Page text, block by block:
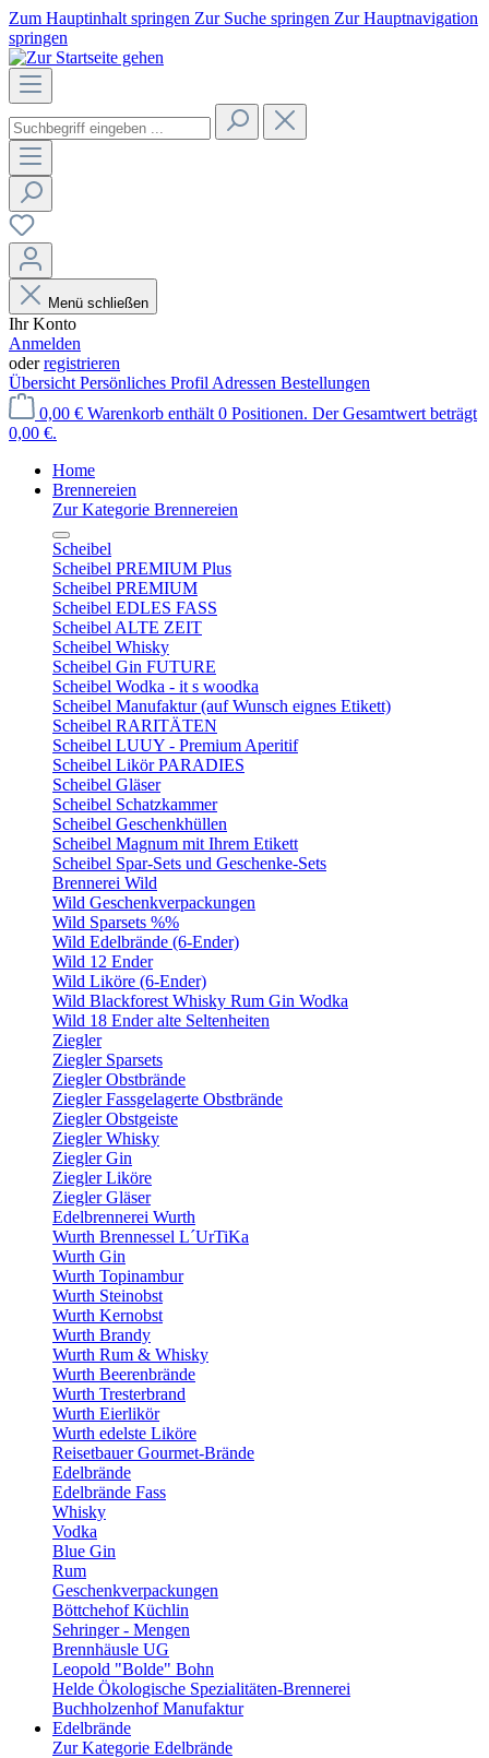
Zum Hauptinhalt springen Zur Suche springen Zur Hauptnavigation
springen
Menü schließen
Ihr Konto
Anmelden
oderregistrieren
Übersicht Persönliches Profil Adressen Bestellungen
0,00 € Warenkorb enthält 0 Positionen. Der Gesamtwert beträgt
0,00 €.
Home
Brennereien
Zur Kategorie Brennereien
Scheibel
Scheibel PREMIUM Plus
Scheibel PREMIUM
Scheibel EDLES FASS
Scheibel ALTE ZEIT
Scheibel Whisky
Scheibel Gin FUTURE
Scheibel Wodka - it s woodka
Scheibel Manufaktur (auf Wunsch eignes Etikett)
Scheibel RARITÄTEN
Scheibel LUUY - Premium Aperitif
Scheibel Likör PARADIES
Scheibel Gläser
Scheibel Schatzkammer
Scheibel Geschenkhüllen
Scheibel Magnum mit Ihrem Etikett
Scheibel Spar-Sets und Geschenke-Sets
Brennerei Wild
Wild Geschenkverpackungen
Wild Sparsets %%
Wild Edelbrände (6-Ender)
Wild 12 Ender
Wild Liköre (6-Ender)
Wild Blackforest Whisky Rum Gin Wodka
Wild 18 Ender alte Seltenheiten
Ziegler
Ziegler Sparsets
Ziegler Obstbrände
Ziegler Fassgelagerte Obstbrände
Ziegler Obstgeiste
Ziegler Whisky
Ziegler Gin
Ziegler Liköre
Ziegler Gläser
Edelbrennerei Wurth
Wurth Brennessel L´UrTiKa
Wurth Gin
Wurth Topinambur
Wurth Steinobst
Wurth Kernobst
Wurth Brandy
Wurth Rum & Whisky
Wurth Beerenbrände
Wurth Tresterbrand
Wurth Eierlikör
Wurth edelste Liköre
Reisetbauer Gourmet-Brände
Edelbrände
Edelbrände Fass
Whisky
Vodka
Blue Gin
Rum
Geschenkverpackungen
Böttchehof Küchlin
Sehringer - Mengen
Brennhäusle UG
Leopold "Bolde" Bohn
Helde Ökologische Spezialitäten-Brennerei
Buchholzenhof Manufaktur
Edelbrände
Zur Kategorie Edelbrände